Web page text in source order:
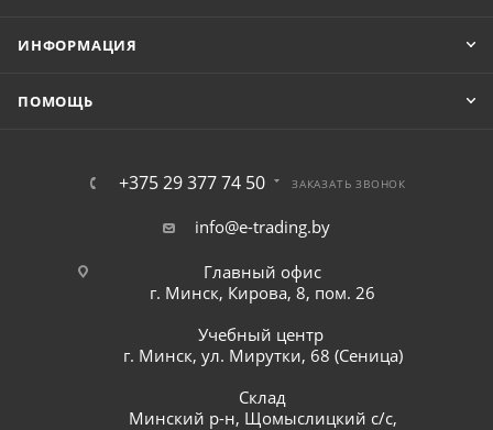
ИНФОРМАЦИЯ
ПОМОЩЬ
+375 29 377 74 50 ЗАКАЗАТЬ ЗВОНОК
info@e-trading.by
Главный офис
г. Минск, Кирова, 8, пом. 26
Учебный центр
г. Минск, ул. Мирутки, 68 (Сеница)
Склад
Минский р-н, Щомыслицкий с/с,